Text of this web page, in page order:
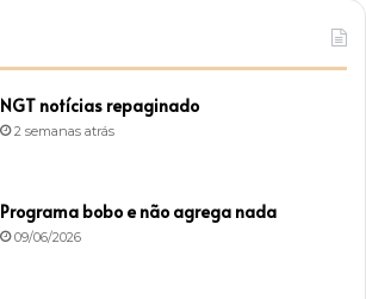
NGT notícias repaginado
2 semanas atrás
Programa bobo e não agrega nada
09/06/2026